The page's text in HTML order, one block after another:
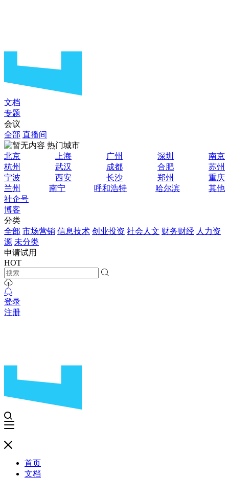
文档
专题
会议
全部 直播间
热门城市
北京
上海 广州 深圳
南京
杭州
武汉 成都 合肥
苏州
宁波
西安 长沙 郑州
重庆
兰州
南宁 呼和浩特 哈尔滨
其他
社企号
博客
分类
全部 市场营销 信息技术 创业投资 社会人文 财务财经 人力资
源 未分类
申请试用
HOT
登录
注册
首页
文档